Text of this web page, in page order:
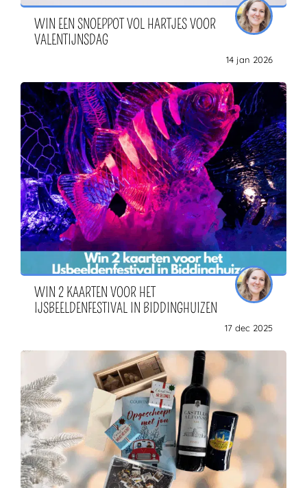
WIN EEN SNOEPPOT VOL HARTJES VOOR
VALENTIJNSDAG
14 jan 2026
WIN 2 KAARTEN VOOR HET
IJSBEELDENFESTIVAL IN BIDDINGHUIZEN
17 dec 2025